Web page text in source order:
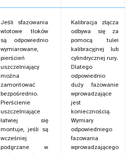
Jeśli sfazowania
wlotowe tłoków
są odpowiednio
wymiarowane,
pierścień
uszczelniający
można
zamontować
bezpośrednio.
Pierścienie
uszczelniające
łatwiej się
montuje, jeśli są
wcześniej
podgrzane w
Kalibracja złącza
odbywa się za
pomocą tulei
kalibracyjnej lub
cylindrycznej rury.
Dlatego
odpowiednio
duży fazowanie
wprowadzające
jest
koniecznością.
Wymiary
odpowiedniego
fazowania
wprowadzającego